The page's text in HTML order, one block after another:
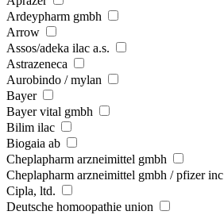
Ardeypharm gmbh
Arrow
Assos/adeka ilac a.s.
Astrazeneca
Aurobindo / mylan
Bayer
Bayer vital gmbh
Bilim ilaс
Biogaia ab
Cheplapharm arzneimittel gmbh
Cheplapharm arzneimittel gmbh / pfizer inc
Cipla, ltd.
Deutsche homoopathie union